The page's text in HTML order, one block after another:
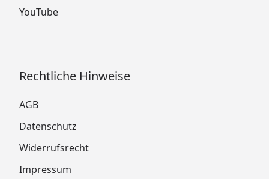
YouTube
Rechtliche Hinweise
AGB
Datenschutz
Widerrufsrecht
Impressum